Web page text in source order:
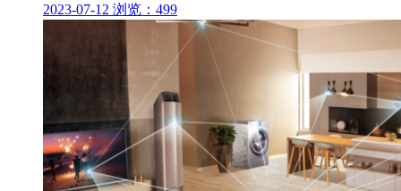
2023-07-12 浏览：499